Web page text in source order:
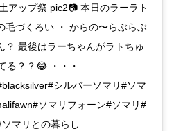
アップ祭 pic2📷 本日のラーラト
毛づくろい ・ からの〜らぶらぶ
？ 最後はラーちゃんがラトちゅ
る？？😂 ・・・
シルバーソマリ#ソマ
ソマリフォーン#ソマリ#
マリとの暮らし